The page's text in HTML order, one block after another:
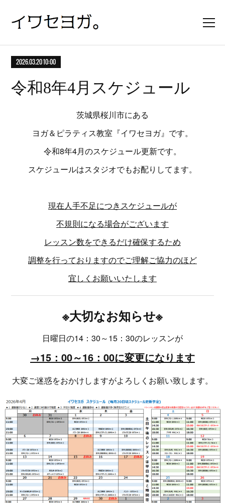
2026.03.20 10:00
令和8年4月スケジュール
茨城県桜川市にある
ヨガ＆ピラティス教室『イワセヨガ』です。
令和8年4月のスケジュール更新です。
スケジュールはスタジオでもお配りしてます。
現在人手不足につきスケジュールが
不規則になる場合がございます
レッスン数をできるだけ確保するため
調整を行っておりますのでご理解ご協力のほど
宜しくお願いいたします
※大切なお知らせ※
日曜日の14：30～15：30のレッスンが
→15：00～16：00に変更になります
大変ご迷惑をおかけしますがよろしくお願い致します。